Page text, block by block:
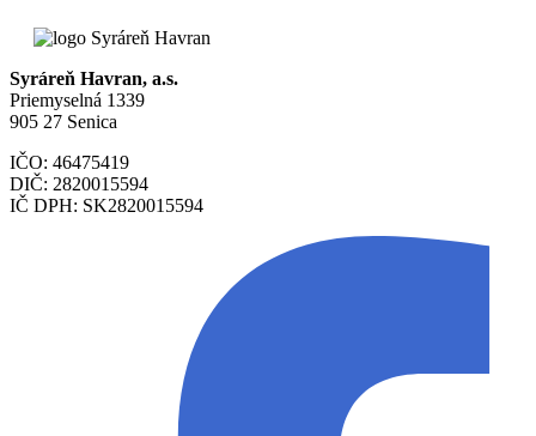
Syráreň Havran, a.s.
Priemyselná 1339
905 27 Senica
IČO: 46475419
DIČ: 2820015594
IČ DPH: SK2820015594